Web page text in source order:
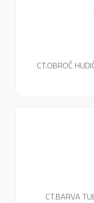
CT.OBROČ
CT.BARVA